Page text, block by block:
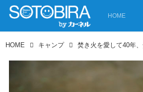
HOME
HOME キャンプ